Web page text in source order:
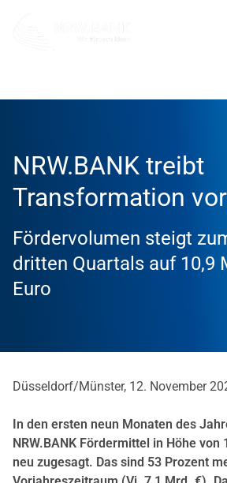
NRW.BANK treibt
Transformation
Fördervolumen steigt
dritten Quartals auf 10,9
Euro
Düsseldorf/Münster, 12. November
In den ersten neun Monaten des
NRW.BANK Fördermittel in Höhe
neu zugesagt. Das sind 53 Prozent